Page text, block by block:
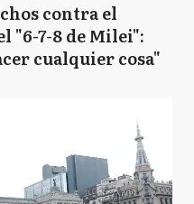
contra el
"6-7-8 de Milei":
cualquier cosa"